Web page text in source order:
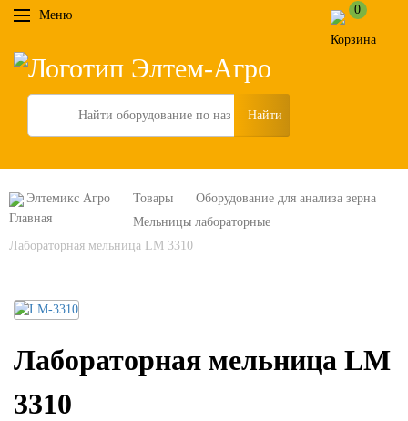
Меню 0
Search
Элтемикс Агро Товары
Оборудование для анализа зерна
Мельницы лабораторные
Лабораторная мельница LM 3310
Лабораторная мельница LM
3310